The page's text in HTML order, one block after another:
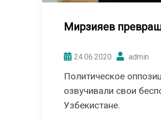
Мирзияев
24.06.2020 admin
Политическое
озвучивали свои
Узбекистане.